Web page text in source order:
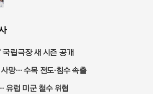
국립극장 새 시즌 공개
망… 수목 전도·침수 속출
유럽 미군 철수 위협